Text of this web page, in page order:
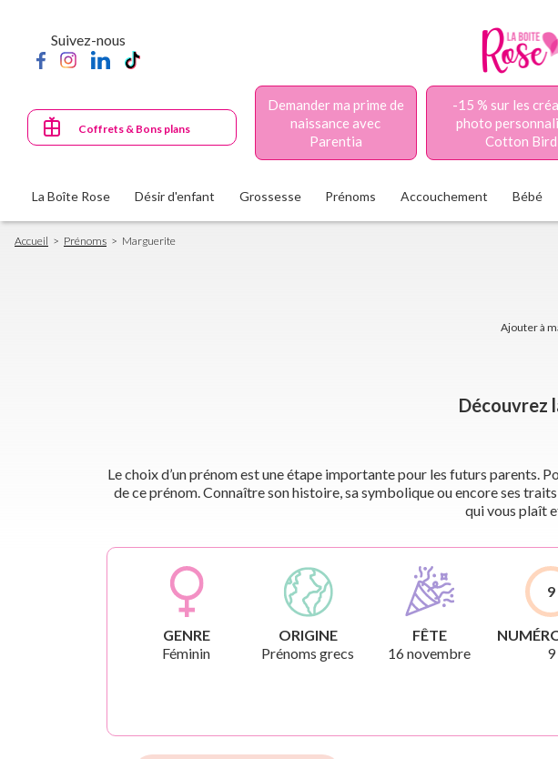
principal
Suivez-nous
Coffrets & Bons plans
Demander ma prime de
naissance avec
Parentia
-15 % sur les
photo
Cotton Bird
La Boîte Rose Désir d'enfant Grossesse Prénoms Accouchement Bébé
Fil
d'Ariane
Accueil Prénoms Marguerite
Ajouter à
Découvrez
Le choix d’un prénom est une étape importante pour les futurs parents.
de ce prénom. Connaître son histoire, sa symbolique ou encore ses
qui vous plaît
GENRE
Féminin
ORIGINE
Prénoms grecs
FÊTE
16 novembre
9
9